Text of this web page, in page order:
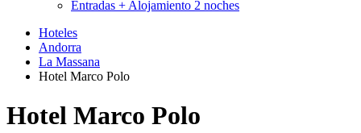
Entradas + Alojamiento 2 noches
Hoteles
Andorra
La Massana
Hotel Marco Polo
Hotel Marco Polo